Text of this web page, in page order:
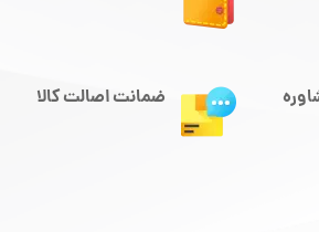
ضمانت اصالت کالا